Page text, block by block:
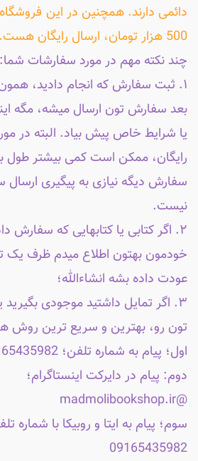
دائمی دارند. همچنین در این
500 هزار تومان، ارسال رایگان هست...
چند نکته مهم در مورد سفارشات شما:
۱. ثبت سفارش که انجام دادید،
بعد سفارش تون ارسال میشه، مگه
یا شرایط خاص پیش بیاد. البته در
رایگان، ممکن است کمی بیشتر طول
سفارش دیگه نیازی به پیگیری
نیست.
۲. اگر کتابی یا کتابهایی که سفارش
خودمون بهتون اطلاع میدم ظرف یک
عودت داده بشه انشاءالله؛
۳. اگر تمایل داشتید موجودی
تون رو، بهترین و سریع ترین روش
اول؛ پیام به شماره تلفن؛ 09165435982
دوم: پیام در دایرکت اینستاگرام؛
@madmolibookshop.ir
سوم؛ پیام به ایتا و روبیکا با شماره
09165435982